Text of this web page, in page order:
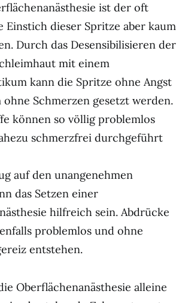
ist der oft
Einstich dieser Spritze aber kaum
Durch das Desensibilisieren der
mit einem
kann die Spritze ohne Angst
Schmerzen gesetzt werden.
können so völlig problemlos
schmerzfrei durchgeführt
auf den unangenehmen
das Setzen einer
hilfreich sein. Abdrücke
problemlos und ohne
entstehen.
Oberflächenanästhesie alleine